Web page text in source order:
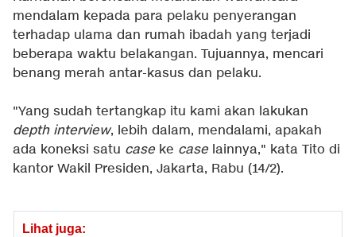
mendalam kepada para pelaku penyerangan
terhadap ulama dan rumah ibadah yang terjadi
beberapa waktu belakangan. Tujuannya, mencari
benang merah antar-kasus dan pelaku.
"Yang sudah tertangkap itu kami akan lakukan
depth interview, lebih dalam, mendalami, apakah
ada koneksi satu case ke case lainnya," kata Tito di
kantor Wakil Presiden, Jakarta, Rabu (14/2).
Lihat juga: